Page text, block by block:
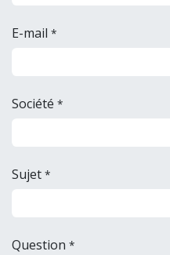
E-mail *
Société *
Sujet *
Question *